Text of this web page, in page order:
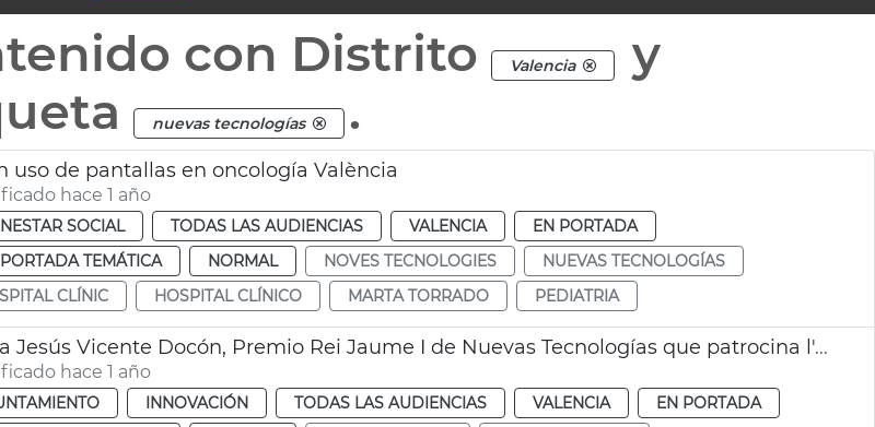
con Distrito Valencia
y
nuevas tecnologías .
uso de pantallas en oncología València
hace 1 año
SOCIAL TODAS LAS AUDIENCIAS VALENCIA
EN PORTADA
TEMÁTICA
NORMAL NOVES TECNOLOGIES
NUEVAS TECNOLOGÍAS
CLÍNIC
HOSPITAL CLÍNICO MARTA TORRADO PEDIATRIA
María Jesús Vicente Docón, Premio Rei Jaume I de Nuevas Tecnologías que patrocina l'Ajuntament de València
hace 1 año
INNOVACIÓN TODAS LAS AUDIENCIAS VALENCIA
EN PORTADA